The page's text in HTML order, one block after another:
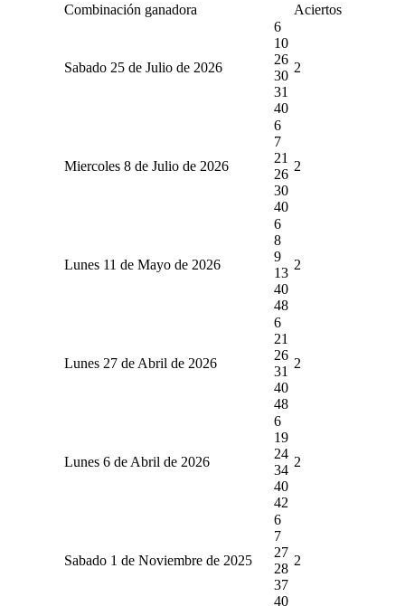
Combinación ganadora Aciertos
Sabado 25 de Julio de 2026
6
10
26
30
31
40
2
Miercoles 8 de Julio de 2026
6
7
21
26
30
40
2
Lunes 11 de Mayo de 2026
6
8
9
13
40
48
2
Lunes 27 de Abril de 2026
6
21
26
31
40
48
2
Lunes 6 de Abril de 2026
6
19
24
34
40
42
2
Sabado 1 de Noviembre de 2025
6
7
27
28
37
40
2